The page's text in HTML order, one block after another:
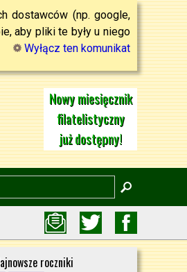
dostawców (np. google,
aby pliki te były u niego
Wyłącz ten komunikat
Nowy miesięcznik
filatelistyczny
już dostępny!
roczniki